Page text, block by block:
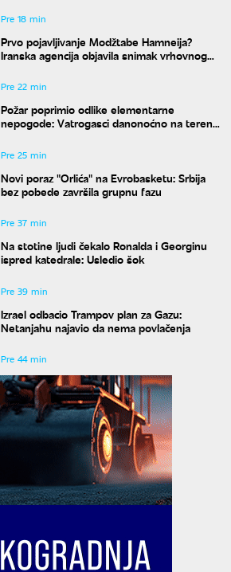
Pre 18 min
Prvo pojavljivanje Modžtabe Hamneija?
Iranska agencija objavila snimak vrhovnog
Pre 22 min
Požar poprimio odlike elementarne
nepogode: Vatrogasci danonoćno na terenu
Pre 25 min
Novi poraz "Orlića" na Evrobasketu: Srbija
bez pobede završila grupnu fazu
Pre 37 min
Na stotine ljudi čekalo Ronalda i Georginu
ispred katedrale: Usledio šok
Pre 39 min
Izrael odbacio Trampov plan za Gazu:
Netanjahu najavio da nema povlačenja
Pre 44 min